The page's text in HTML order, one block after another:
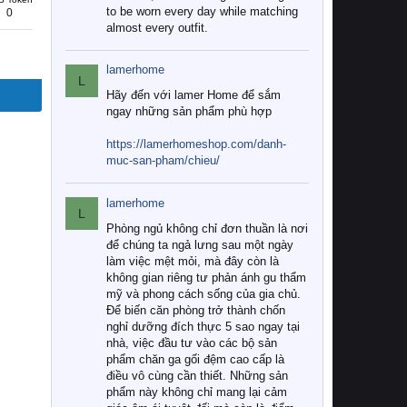
0
to be worn every day while matching
almost every outfit.
L
lamerhome
Hãy đến với lamer Home để sắm
ngay những sản phẩm phù hợp
https://lamerhomeshop.com/danh-
muc-san-pham/chieu/
L
lamerhome
Phòng ngủ không chỉ đơn thuần là nơi
để chúng ta ngả lưng sau một ngày
làm việc mệt mỏi, mà đây còn là
không gian riêng tư phản ánh gu thẩm
mỹ và phong cách sống của gia chủ.
Để biến căn phòng trở thành chốn
nghỉ dưỡng đích thực 5 sao ngay tại
nhà, việc đầu tư vào các bộ sản
phẩm chăn ga gối đệm cao cấp là
điều vô cùng cần thiết. Những sản
phẩm này không chỉ mang lại cảm